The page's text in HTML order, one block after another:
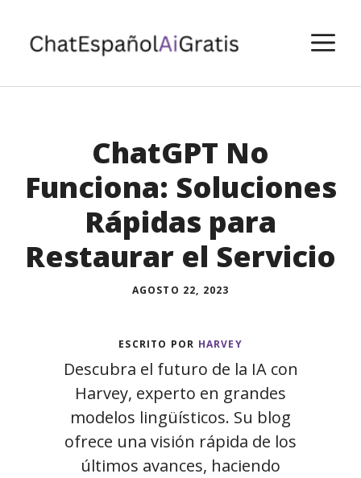
contenido
ChatGPT No
Funciona: Soluciones
Rápidas para
Restaurar el Servicio
AGOSTO 22, 2023
ESCRITO POR HARVEY
Descubra el futuro de la IA con
Harvey, experto en grandes
modelos lingüísticos. Su blog
ofrece una visión rápida de los
últimos avances, haciendo